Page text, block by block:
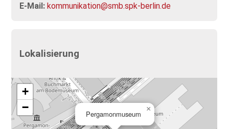
E-Mail: kommunikation@smb.spk-berlin.de
Lokalisierung
Pergamonmuseum
×
+
−